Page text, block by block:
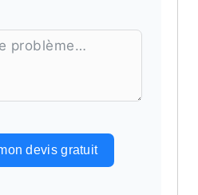
devis gratuit